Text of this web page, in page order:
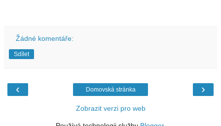
Žádné komentáře:
Sdílet
‹ ›
Domovská stránka
Zobrazit verzi pro web